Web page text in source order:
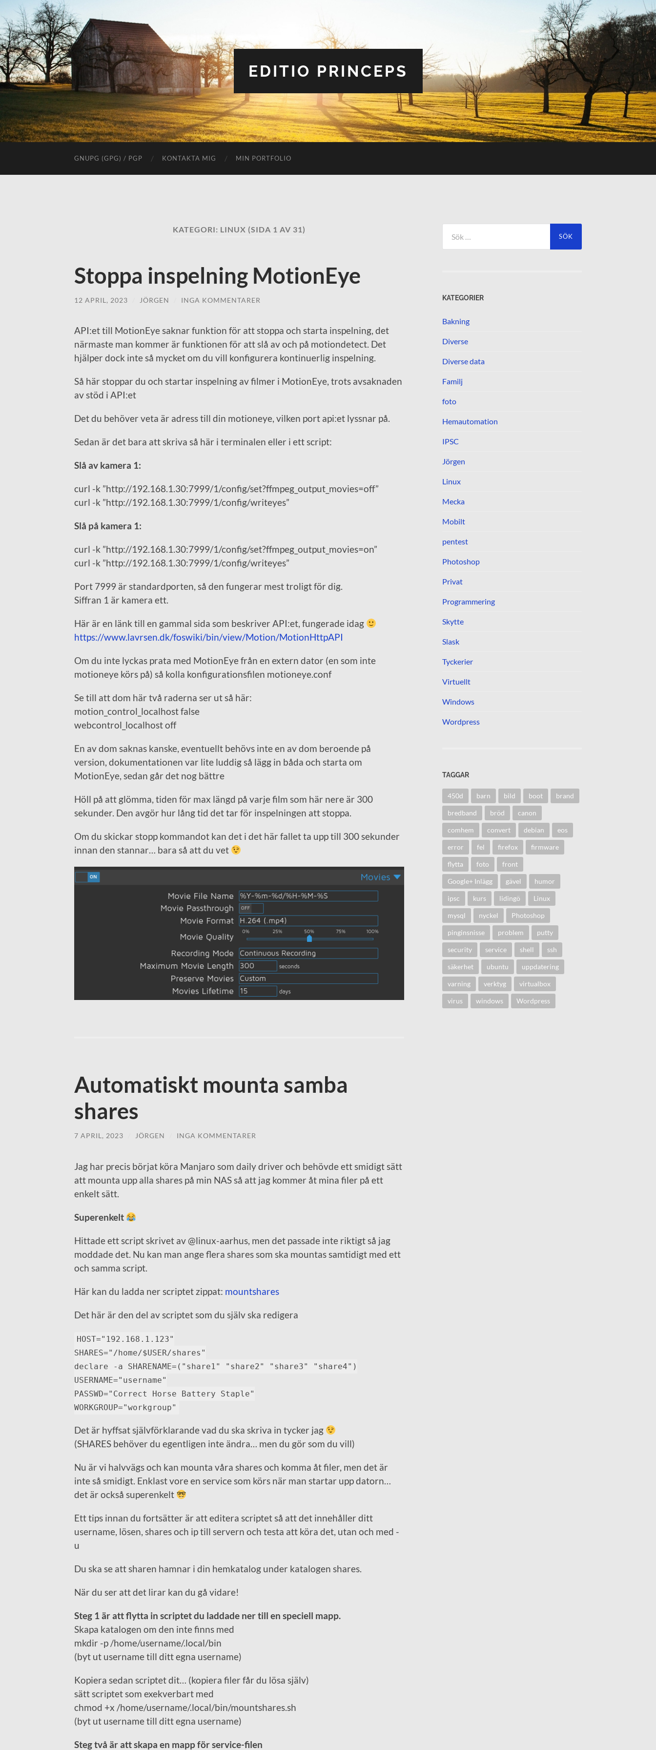
EDITIO PRINCEPS
GNUPG (GPG) / PGP KONTAKTA MIG MIN PORTFOLIO
KATEGORI: LINUX (SIDA 1 AV 31)
Stoppa inspelning MotionEye
12 APRIL, 2023 JÖRGEN INGA KOMMENTARER
API:et till MotionEye saknar funktion för att stoppa och starta inspelning, det
närmaste man kommer är funktionen för att slå av och på motiondetect. Det
hjälper dock inte så mycket om du vill konfigurera kontinuerlig inspelning.
Så här stoppar du och startar inspelning av filmer i MotionEye, trots avsaknaden
av stöd i API:et
Det du behöver veta är adress till din motioneye, vilken port api:et lyssnar på.
Sedan är det bara att skriva så här i terminalen eller i ett script:
Slå av kamera 1:
curl -k ”http://192.168.1.30:7999/1/config/set?ffmpeg_output_movies=off”
curl -k ”http://192.168.1.30:7999/1/config/writeyes”
Slå på kamera 1:
curl -k ”http://192.168.1.30:7999/1/config/set?ffmpeg_output_movies=on”
curl -k ”http://192.168.1.30:7999/1/config/writeyes”
Port 7999 är standardporten, så den fungerar mest troligt för dig.
Siffran 1 är kamera ett.
Här är en länk till en gammal sida som beskriver API:et, fungerade idag
https://www.lavrsen.dk/foswiki/bin/view/Motion/MotionHttpAPI
Om du inte lyckas prata med MotionEye från en extern dator (en som inte
motioneye körs på) så kolla konfigurationsfilen motioneye.conf
Se till att dom här två raderna ser ut så här:
motion_control_localhost false
webcontrol_localhost off
En av dom saknas kanske, eventuellt behövs inte en av dom beroende på
version, dokumentationen var lite luddig så lägg in båda och starta om
MotionEye, sedan går det nog bättre
Höll på att glömma, tiden för max längd på varje film som här nere är 300
sekunder. Den avgör hur lång tid det tar för inspelningen att stoppa.
Om du skickar stopp kommandot kan det i det här fallet ta upp till 300 sekunder
innan den stannar… bara så att du vet
Automatiskt mounta samba
shares
7 APRIL, 2023 JÖRGEN INGA KOMMENTARER
Jag har precis börjat köra Manjaro som daily driver och behövde ett smidigt sätt
att mounta upp alla shares på min NAS så att jag kommer åt mina filer på ett
enkelt sätt.
Superenkelt
Hittade ett script skrivet av @linux-aarhus, men det passade inte riktigt så jag
moddade det. Nu kan man ange flera shares som ska mountas samtidigt med ett
och samma script.
Här kan du ladda ner scriptet zippat: mountshares
Det här är den del av scriptet som du själv ska redigera
HOST="192.168.1.123"
SHARES="/home/$USER/shares"
declare -a SHARENAME=("share1" "share2" "share3" "share4")
USERNAME="username"
PASSWD="Correct Horse Battery Staple"
WORKGROUP="workgroup"
Det är hyffsat självförklarande vad du ska skriva in tycker jag
(SHARES behöver du egentligen inte ändra… men du gör som du vill)
Nu är vi halvvägs och kan mounta våra shares och komma åt filer, men det är
inte så smidigt. Enklast vore en service som körs när man startar upp datorn…
det är också superenkelt
Ett tips innan du fortsätter är att editera scriptet så att det innehåller ditt
username, lösen, shares och ip till servern och testa att köra det, utan och med -
u
Du ska se att sharen hamnar i din hemkatalog under katalogen shares.
När du ser att det lirar kan du gå vidare!
Steg 1 är att flytta in scriptet du laddade ner till en speciell mapp.
Skapa katalogen om den inte finns med
mkdir -p /home/username/.local/bin
(byt ut username till ditt egna username)
Kopiera sedan scriptet dit… (kopiera filer får du lösa själv)
sätt scriptet som exekverbart med
chmod +x /home/username/.local/bin/mountshares.sh
(byt ut username till ditt egna username)
Steg två är att skapa en mapp för service-filen
efter:
KATEGORIER
Bakning
Diverse
Diverse data
Familj
foto
Hemautomation
IPSC
Jörgen
Linux
Mecka
Mobilt
pentest
Photoshop
Privat
Programmering
Skytte
Slask
Tyckerier
Virtuellt
Windows
Wordpress
TAGGAR
450d barn bild boot brand
bredband bröd canon
comhem convert debian eos
error fel firefox firmware
flytta foto front
Google+ Inlägg gävel humor
ipsc kurs lidingö Linux
mysql nyckel Photoshop
pinginsnisse problem putty
security service shell ssh
säkerhet ubuntu uppdatering
varning verktyg virtualbox
virus windows Wordpress